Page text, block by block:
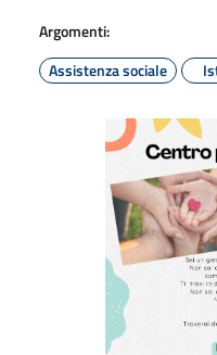
Argomenti:
Assistenza sociale